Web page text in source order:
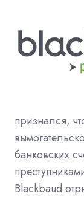
признался,
банковских
Blackbaud